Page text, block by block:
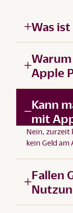
Was
Apple
Kann
mit
Nein, zurzeit
kein Geld am
Fallen